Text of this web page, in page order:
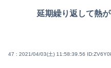
延期繰り返して熱
47 : 2021/04/03(土) 11:58:39.56